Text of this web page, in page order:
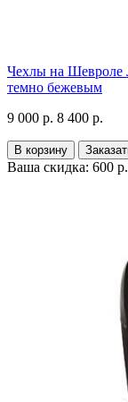
Чехлы на Шевроле
темно бежевым
9 000 р. 8 400 р.
В корзину
Ваша скидка: 600 р.